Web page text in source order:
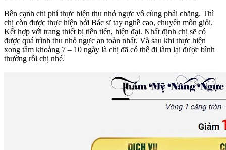
Bên cạnh chi phí thực hiện thu nhỏ ngực vô cùng phải chăng. Thì
chị còn được thực hiện bởi Bác sĩ tay nghề cao, chuyên môn giỏi.
Kết hợp với trang thiết bị tiên tiến, hiện đại. Nhất định chị sẽ có
được quá trình thu nhỏ ngực an toàn nhất. Và sau khi thực hiện
xong tầm khoảng 7 – 10 ngày là chị đã có thể đi làm lại được bình
thường rồi chị nhé.